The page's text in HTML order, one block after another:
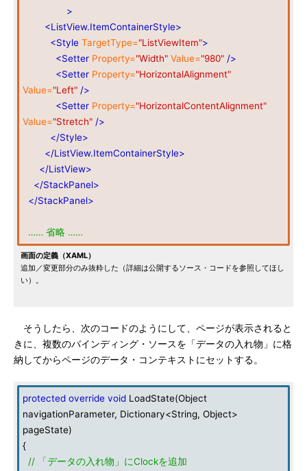
>
<ListView.ItemContainerStyle>
<Style TargetType="ListViewItem">
<Setter Property="Width" Value="980" />
<Setter Property="HorizontalAlignment"
Value="Left" />
<Setter Property="HorizontalContentAlignment"
Value="Stretch" />
</Style>
</ListView.ItemContainerStyle>
</ListView>
</StackPanel>
</StackPanel>
…… 省略 ……
画面の定義（XAML）
追加／変更部分のみ抜粋した（詳細は公開するソース・コードを参照してほし
い）。
そうしたら、次のコードのようにして、ページが表示されると
きに、複数のバインディング・ソースを「データの入れ物」に格
納してからページのデータ・コンテキストにセットする。
protected override void LoadState(Object
navigationParameter, Dictionary<String, Object>
pageState)
{
// 「データの入れ物」にClockを追加